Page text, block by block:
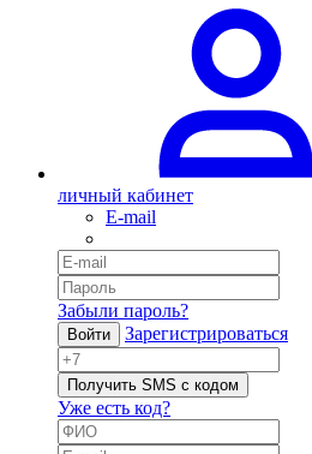
личный кабинет
E-mail
Забыли пароль?
Войти Зарегистрироваться
Получить SMS с кодом
Уже есть код?